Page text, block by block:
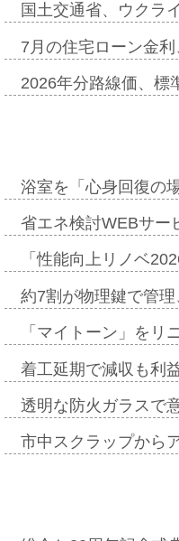
国土交通省、ウクラ
7月の住宅ローン金
2026年分路線価、
浴室を「心身回復の
省エネ検討WEBサ
「性能向上リノベ
約7割が物理鍵で管
「マイトーン」を
着工延期で減収も利
透明な防火ガラスで
市中スクラップから